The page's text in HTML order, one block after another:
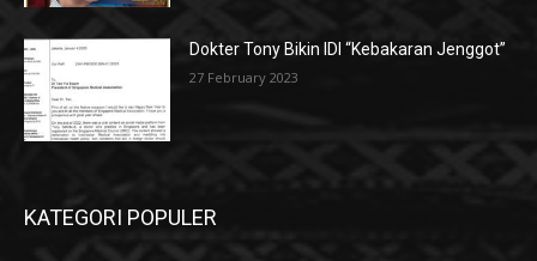
Dokter Tony Bikin IDI “Kebakaran Jenggot”
27 February 2023
KATEGORI POPULER